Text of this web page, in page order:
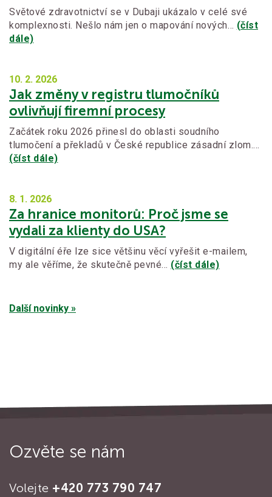
Světové zdravotnictví se v Dubaji ukázalo v celé své
komplexnosti. Nešlo nám jen o mapování nových… (číst
dále)
10. 2. 2026
Jak změny v registru tlumočníků
ovlivňují firemní procesy
Začátek roku 2026 přinesl do oblasti soudního
tlumočení a překladů v České republice zásadní zlom.…
(číst dále)
8. 1. 2026
Za hranice monitorů: Proč jsme se
vydali za klienty do USA?
V digitální éře lze sice většinu věcí vyřešit e-mailem,
my ale věříme, že skutečně pevné… (číst dále)
Další novinky »
Ozvěte se nám
Volejte +420 773 790 747